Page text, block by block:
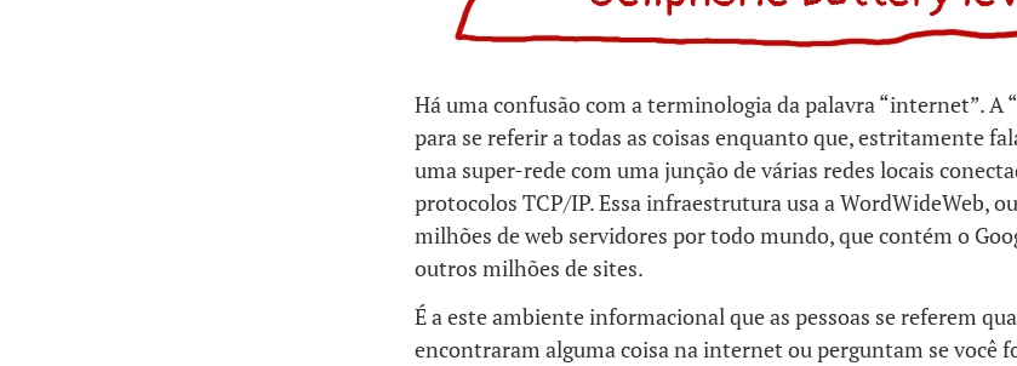
Há uma confusão com a terminologia da palavra “internet”. A
para se referir a todas as coisas enquanto que, estritamente
uma super-rede com uma junção de várias redes locais
protocolos TCP/IP. Essa infraestrutura usa a WordWideWeb,
milhões de web servidores por todo mundo, que contém o
outros milhões de sites.
É a este ambiente informacional que as pessoas se referem
encontraram alguma coisa na internet ou perguntam se você